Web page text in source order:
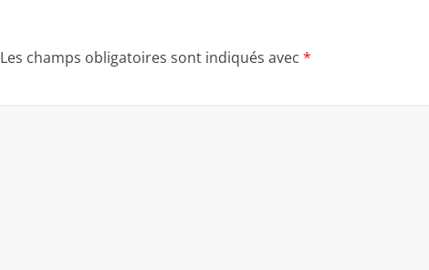
Les champs obligatoires sont indiqués avec *